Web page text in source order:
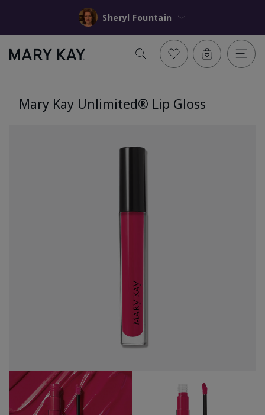
Sheryl Fountain
Mary Kay Unlimited® Lip Gloss